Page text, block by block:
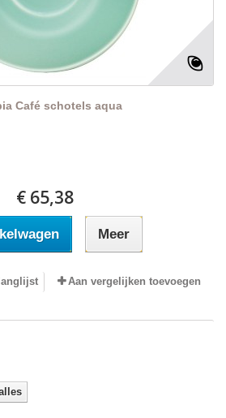
Café schotels aqua
€ 65,38
Meer
Aan vergelijken toevoegen